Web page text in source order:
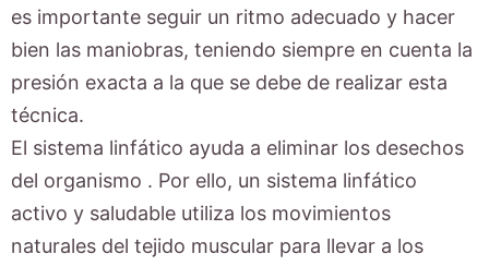
es importante seguir un ritmo adecuado y hacer
bien las maniobras, teniendo siempre en cuenta la
presión exacta a la que se debe de realizar esta
técnica.
El sistema linfático ayuda a eliminar los desechos
del organismo . Por ello, un sistema linfático
activo y saludable utiliza los movimientos
naturales del tejido muscular para llevar a los